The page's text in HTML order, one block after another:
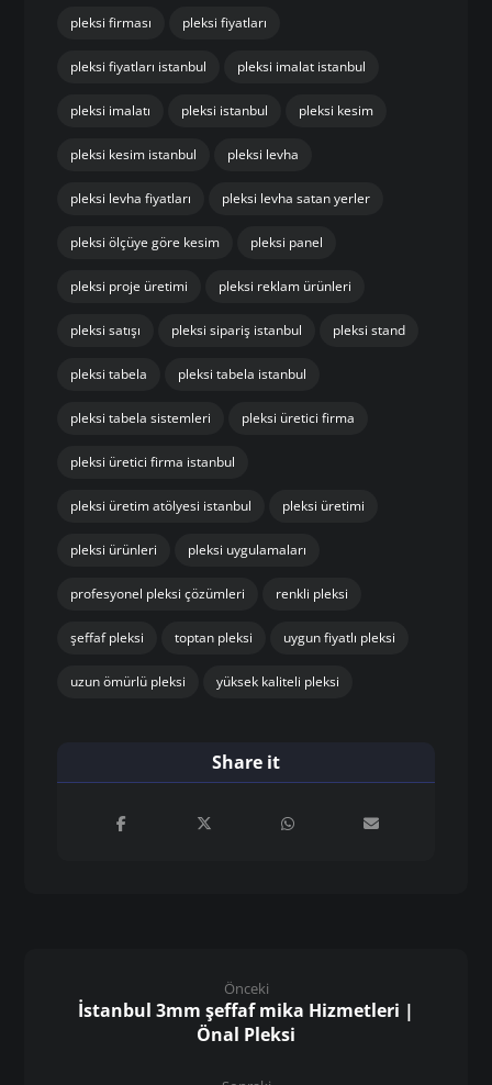
pleksi firması pleksi fiyatları
pleksi fiyatları istanbul pleksi imalat istanbul
pleksi imalatı pleksi istanbul pleksi kesim
pleksi kesim istanbul pleksi levha
pleksi levha fiyatları pleksi levha satan yerler
pleksi ölçüye göre kesim pleksi panel
pleksi proje üretimi pleksi reklam ürünleri
pleksi satışı pleksi sipariş istanbul pleksi stand
pleksi tabela pleksi tabela istanbul
pleksi tabela sistemleri pleksi üretici firma
pleksi üretici firma istanbul
pleksi üretim atölyesi istanbul pleksi üretimi
pleksi ürünleri pleksi uygulamaları
profesyonel pleksi çözümleri renkli pleksi
şeffaf pleksi toptan pleksi uygun fiyatlı pleksi
uzun ömürlü pleksi yüksek kaliteli pleksi
Önceki
İstanbul 3mm şeffaf mika Hizmetleri |
Önal Pleksi